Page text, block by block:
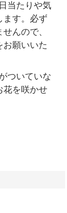
当たりや気
ます。必ず
んので、
願いいた
ついていな
花を咲かせ